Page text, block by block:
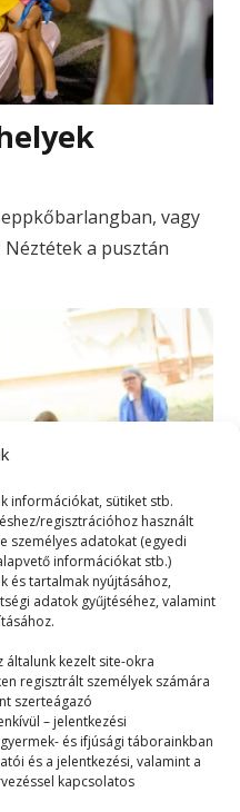
információkat, sütiket stb.
regisztrációhoz használt
személyes adatokat (egyedi
információkat stb.)
és tartalmak nyújtásához,
adatok gyűjtéséhez, valamint
általunk kezelt site-okra
regisztrált személyek számára
szerteágazó
– jelentkezési
és ifjúsági táborainkban
és a jelentkezési, valamint a
kapcsolatos
vagy
a pusztán
Mit tudsz a
többet tudni?